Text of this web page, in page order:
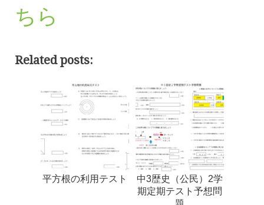
ちら
Related posts:
平方根の利用テスト
中3歴史（公民）2学
期定期テスト予想問